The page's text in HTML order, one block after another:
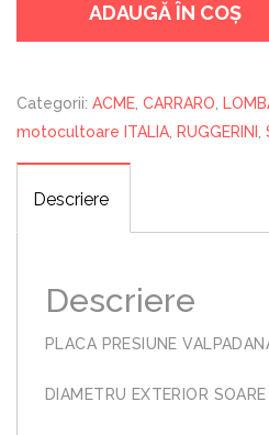
VALPADANA
4RM
ADAUGĂ ÎN COȘ
Categorii: ACME, CARRARO,
motocultoare ITALIA, RUGGERINI ,
Descriere
Descriere
PLACA PRESIUNE
DIAMETRU EXTERIOR